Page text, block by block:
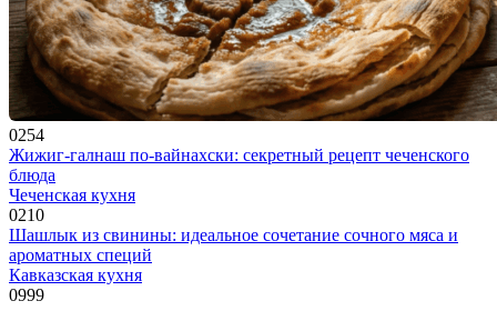
0254
Жижиг-галнаш по-вайнахски: секретный рецепт чеченского
блюда
Чеченская кухня
0210
Шашлык из свинины: идеальное сочетание сочного мяса и
ароматных специй
Кавказская кухня
0999